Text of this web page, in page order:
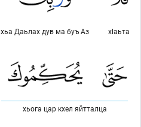
хlаьта
хьа Даьлах дув ма буъ Аз
хьога цар кхел яйтталца